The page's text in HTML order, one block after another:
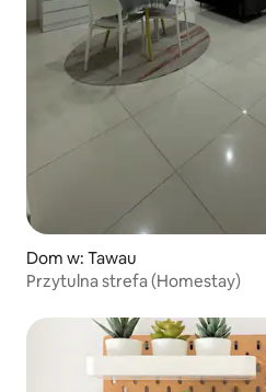
Dom w: Tawau
Przytulna strefa (Homestay)